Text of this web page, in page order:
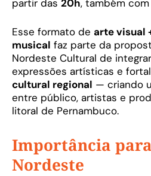
partir das 20h, também
Esse formato de arte visual
musical faz parte da
Nordeste Cultural de
expressões artísticas e
cultural regional — criando
entre público, artistas e
litoral de Pernambuco.
Importância
Nordeste